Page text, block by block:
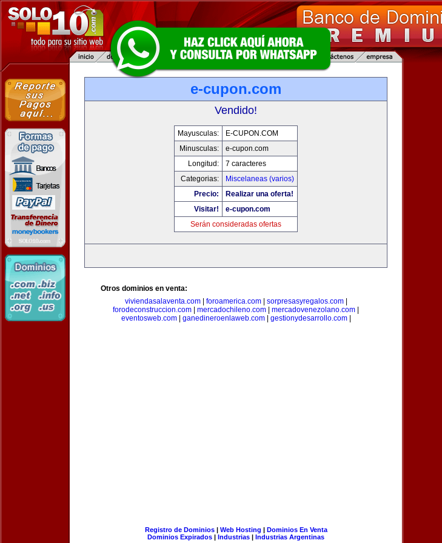
e-cupon.com
Vendido!
Mayusculas:
E-CUPON.COM
Minusculas:
e-cupon.com
Longitud:
7 caracteres
Categorias:
Miscelaneas (varios)
Precio:
Realizar una oferta!
Visitar!
e-cupon.com
Serán consideradas ofertas
Otros dominios en venta:
viviendasalaventa.com| foroamerica.com| sorpresasyregalos.com|
forodeconstruccion.com
mercadochileno.com mercadovenezolano.com
eventosweb.com| ganedineroenlaweb.com| gestionydesarrollo.com|
Registro de Dominios| Web Hosting | Dominios En Venta
Dominios Expirados | Industrias | Industrias Argentinas